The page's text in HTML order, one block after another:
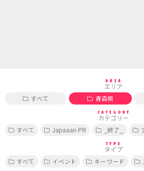
AREA
エリア
すべて
青森県
CATEGORY
カテゴリー
すべて
Japaaan PR _終了_
TYPE
タイプ
すべて
イベント キーワード